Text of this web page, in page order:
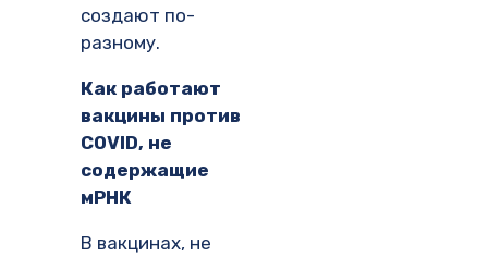
создают по-
разному.
Как работают
вакцины против
COVID, не
содержащие
мРНК
В вакцинах, не